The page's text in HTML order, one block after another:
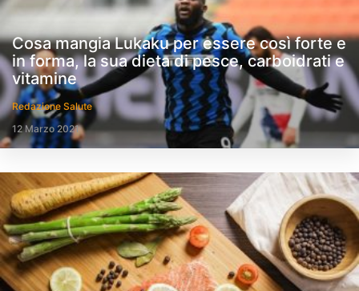
Cosa mangia Lukaku per essere così forte e
in forma, la sua dieta di pesce, carboidrati e
vitamine
Redazione Salute
12 Marzo 2021